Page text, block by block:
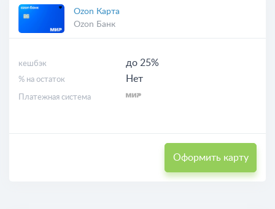
Ozon Карта
Ozon Банк
кешбэк до 25%
% на остаток Нет
Платежная система
Оформить карту